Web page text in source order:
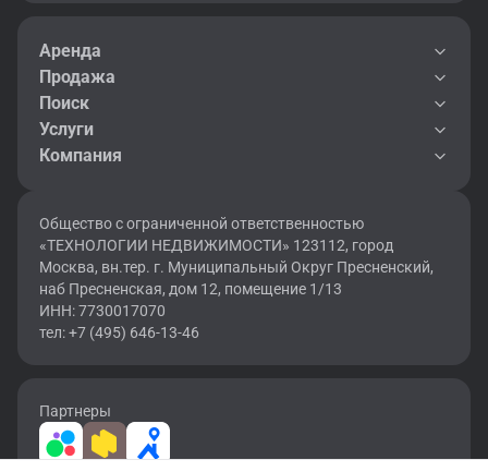
Аренда
Продажа
Поиск
Услуги
Компания
Общество с ограниченной ответственностью
«ТЕХНОЛОГИИ НЕДВИЖИМОСТИ» 123112, город
Москва, вн.тер. г. Муниципальный Округ Пресненский,
наб Пресненская, дом 12, помещение 1/13
ИНН: 7730017070
тел: +7 (495) 646-13-46
Партнеры